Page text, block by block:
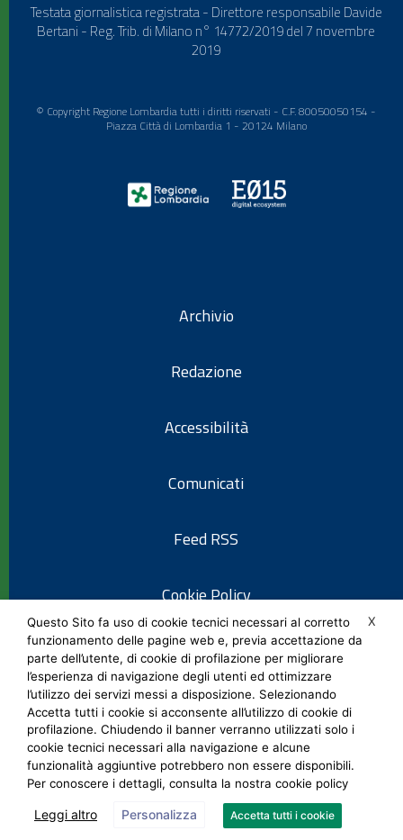
Testata giornalistica registrata - Direttore responsabile Davide
Bertani - Reg. Trib. di Milano n° 14772/2019 del 7 novembre
2019
© Copyright Regione Lombardia tutti i diritti riservati - C.F. 80050050154 -
Piazza Città di Lombardia 1 - 20124 Milano
Archivio
Redazione
Accessibilità
Comunicati
Feed RSS
Cookie Policy
Informativa privacy
Note legali
Social Media Policy
X
Questo Sito fa uso di cookie tecnici necessari al corretto
funzionamento delle pagine web e, previa accettazione da
parte dell’utente, di cookie di profilazione per migliorare
l’esperienza di navigazione degli utenti ed ottimizzare
l’utilizzo dei servizi messi a disposizione. Selezionando
Accetta tutti i cookie si acconsente all’utilizzo di cookie di
profilazione. Chiudendo il banner verranno utilizzati solo i
cookie tecnici necessari alla navigazione e alcune
funzionalità aggiuntive potrebbero non essere disponibili.
Per conoscere i dettagli, consulta la nostra cookie policy
Leggi altro Personalizza Accetta tutti i cookie